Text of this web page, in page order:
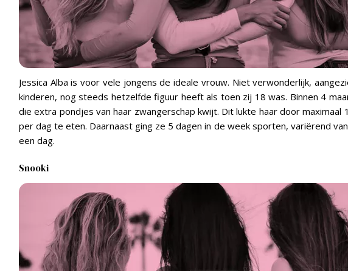
Jessica Alba is voor vele jongens de ideale vrouw. Niet verwonderlijk,
kinderen, nog steeds hetzelfde figuur heeft als toen zij 18 was. Binnen 4
die extra pondjes van haar zwangerschap kwijt. Dit lukte haar door maximaal
per dag te eten. Daarnaast ging ze 5 dagen in de week sporten, variërend
een dag.
Snooki